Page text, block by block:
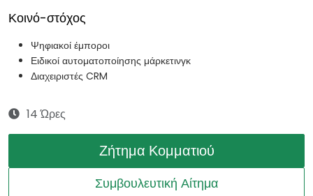
Κοινό-στόχος
Ψηφιακοί έμποροι
Ειδικοί αυτοματοποίησης μάρκετινγκ
Διαχειριστές CRM
14 Ώρες
Ζήτημα Κομματιού
Συμβουλευτική Αίτημα